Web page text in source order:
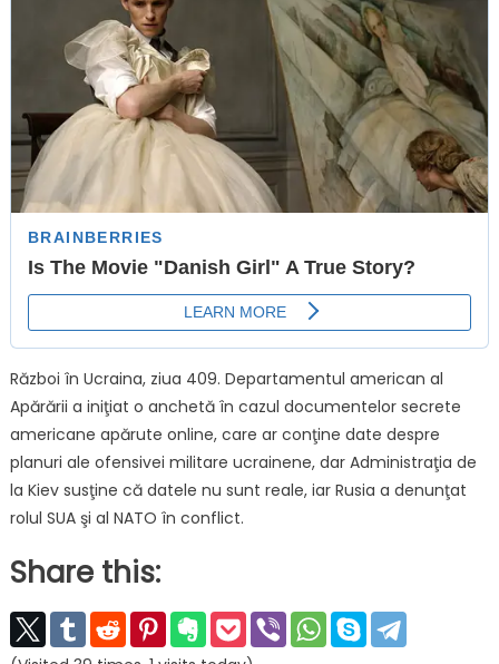
Război în Ucraina, ziua 409. Departamentul american al
Apărării a iniţiat o anchetă în cazul documentelor secrete
americane apărute online, care ar conţine date despre
planuri ale ofensivei militare ucrainene, dar Administraţia de
la Kiev susţine că datele nu sunt reale, iar Rusia a denunţat
rolul SUA şi al NATO în conflict.
Share this: